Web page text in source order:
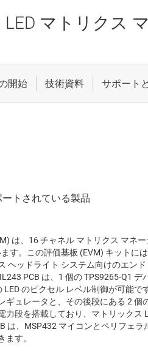
LED マトリクス
は、16 チャネル マトリクス マネ
す。この評価基板 (EVM) キットに
ヘッドライト システム向けのエン
PCB は、1 個の TPS9265-Q1 デ
のピクセル レベル制御が可能で
ギュレータと、その後段にある 2 個
力段を搭載しており、マトリックス
は、MSP432 マイコンとペリフェ
ます。